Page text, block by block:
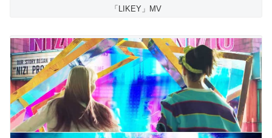
「LIKEY」MV